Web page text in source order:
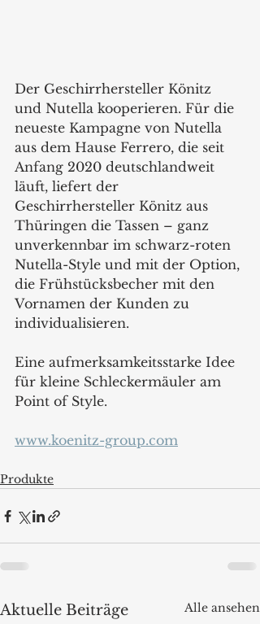
Der Geschirrhersteller Könitz
und Nutella kooperieren. Für die
neueste Kampagne von Nutella
aus dem Hause Ferrero, die seit
Anfang 2020 deutschlandweit
läuft, liefert der
Geschirrhersteller Könitz aus
Thüringen die Tassen – ganz
unverkennbar im schwarz-roten
Nutella-Style und mit der Option,
die Frühstücksbecher mit den
Vornamen der Kunden zu
individualisieren.
Eine aufmerksamkeitsstarke Idee
für kleine Schleckermäuler am
Point of Style.
www.koenitz-group.com
Produkte
Aktuelle Beiträge Alle ansehen